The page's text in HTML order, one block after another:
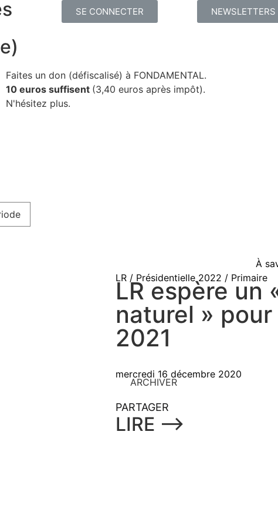
SE CONNECTER NEWSLETTERS
Faites un don (défiscalisé) à FONDAMENTAL.
10 euros suffisent (3,40 euros après impôt).
N'hésitez plus.
À
LR / Présidentielle 2022 / Primaire
LR espère un
naturel » pour
2021
mercredi 16 décembre 2020
ARCHIVER
PARTAGER
LIRE ⟶